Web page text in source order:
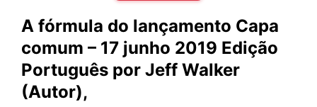
A fórmula do lançamento Capa
comum – 17 junho 2019 Edição
Português por Jeff Walker
(Autor),